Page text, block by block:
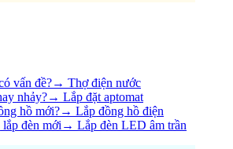
vấn đề?→ Thợ điện nước
nhảy?→ Lắp đặt aptomat
hồ mới?→ Lắp đồng hồ điện
đèn mới → Lắp đèn LED âm trần